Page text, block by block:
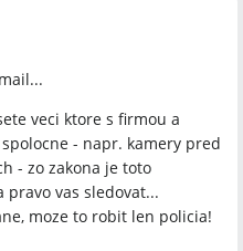
veci ktore s firmou a
- napr. kamery pred
- zo zakona je toto
pravo vas sledovat...
moze to robit len policia!